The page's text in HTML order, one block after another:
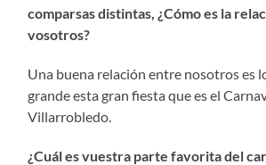
comparsas distintas, ¿Cómo es la
vosotros?
Una buena relación entre nosotros es
grande esta gran fiesta que es el
Villarrobledo.
¿Cuál es vuestra parte favorita del